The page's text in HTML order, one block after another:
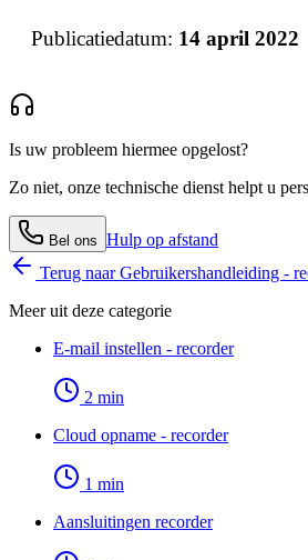
Publicatiedatum: 14 april 2022
Is uw probleem hiermee opgelost?
Zo niet, onze technische dienst helpt u
Bel ons Hulp op afstand
Terug naarGebruikershandleiding -
Meer uit deze categorie
E-mail instellen - recorder
2 min
Cloud opname - recorder
1 min
Aansluitingen recorder